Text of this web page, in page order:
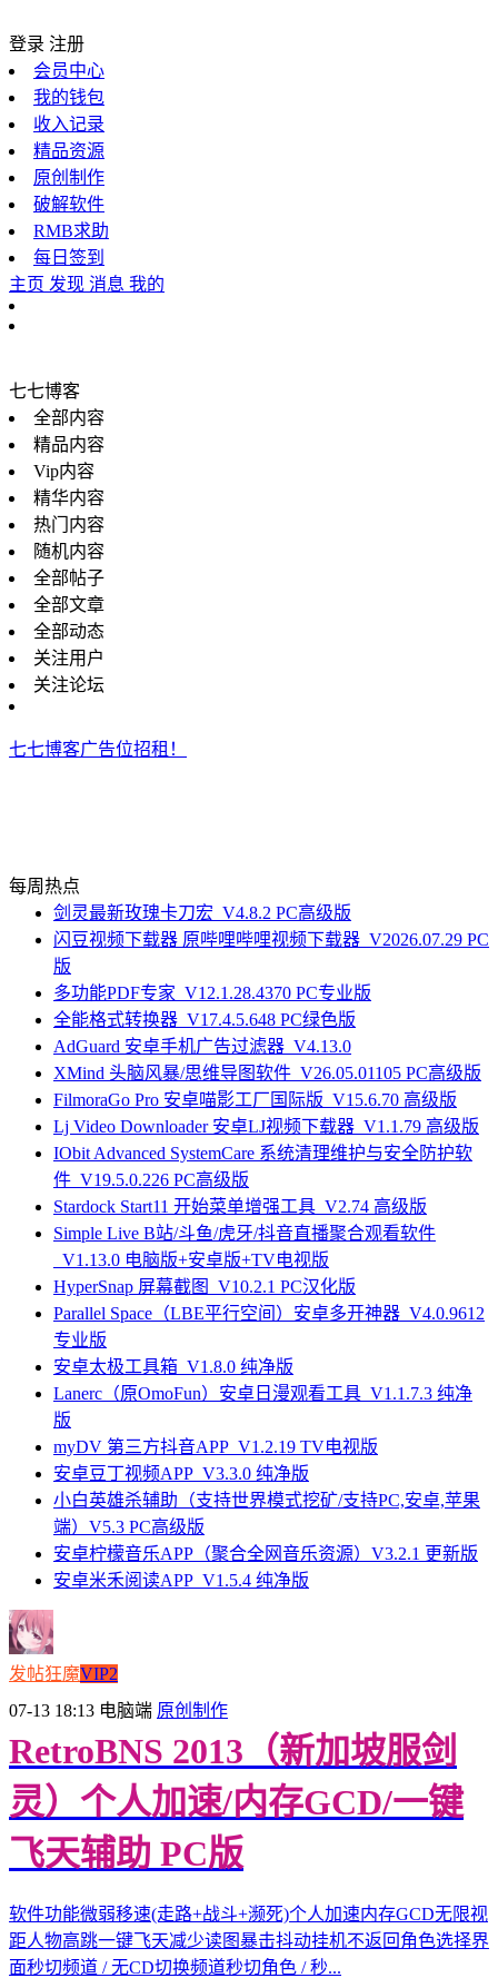
登录 注册
会员中心
我的钱包
收入记录
精品资源
原创制作
破解软件
RMB求助
每日签到
主页 发现 消息 我的
七七博客
全部内容
精品内容
Vip内容
精华内容
热门内容
随机内容
全部帖子
全部文章
全部动态
关注用户
关注论坛
七七博客广告位招租！
每周热点
剑灵最新玫瑰卡刀宏_V4.8.2 PC高级版
闪豆视频下载器 原哔哩哔哩视频下载器_V2026.07.29 PC
版
多功能PDF专家_V12.1.28.4370 PC专业版
全能格式转换器_V17.4.5.648 PC绿色版
AdGuard 安卓手机广告过滤器_V4.13.0
XMind 头脑风暴/思维导图软件_V26.05.01105 PC高级版
FilmoraGo Pro 安卓喵影工厂国际版_V15.6.70 高级版
Lj Video Downloader 安卓LJ视频下载器_V1.1.79 高级版
IObit Advanced SystemCare 系统清理维护与安全防护软
件_V19.5.0.226 PC高级版
Stardock Start11 开始菜单增强工具_V2.74 高级版
Simple Live B站/斗鱼/虎牙/抖音直播聚合观看软件
_V1.13.0 电脑版+安卓版+TV电视版
HyperSnap 屏幕截图_V10.2.1 PC汉化版
Parallel Space（LBE平行空间）安卓多开神器_V4.0.9612
专业版
安卓太极工具箱_V1.8.0 纯净版
Lanerc（原OmoFun）安卓日漫观看工具_V1.1.7.3 纯净
版
myDV 第三方抖音APP_V1.2.19 TV电视版
安卓豆丁视频APP_V3.3.0 纯净版
小白英雄杀辅助（支持世界模式挖矿/支持PC,安卓,苹果
端）V5.3 PC高级版
安卓柠檬音乐APP（聚合全网音乐资源）V3.2.1 更新版
安卓米禾阅读APP_V1.5.4 纯净版
发帖狂魔VIP2
07-13 18:13 电脑端 原创制作
RetroBNS 2013（新加坡服剑
灵）个人加速/内存GCD/一键
飞天辅助 PC版
软件功能微弱移速(走路+战斗+濒死)个人加速内存GCD无限视
距人物高跳一键飞天减少读图暴击抖动挂机不返回角色选择界
面秒切频道 / 无CD切换频道秒切角色 / 秒...